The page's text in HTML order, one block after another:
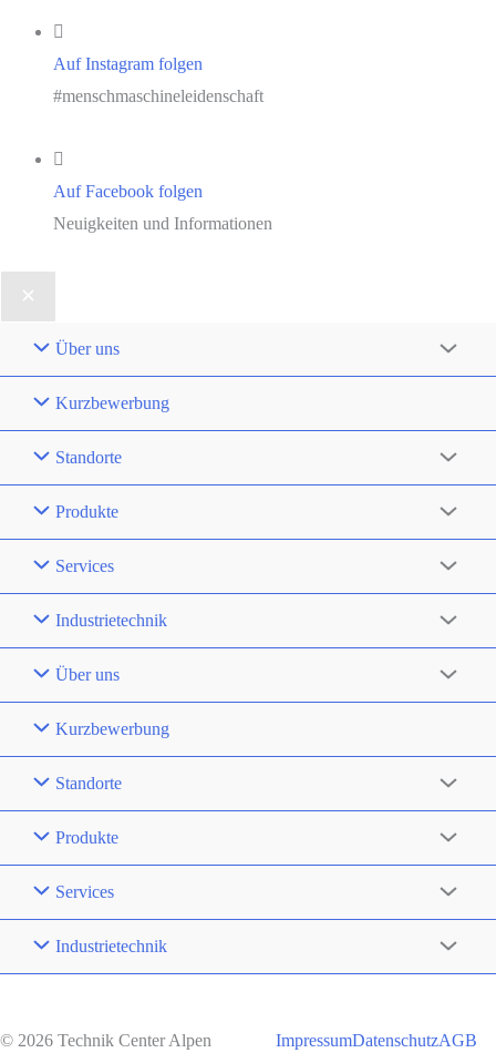
Auf Instagram folgen
#menschmaschineleidenschaft
Auf Facebook folgen
Neuigkeiten und Informationen
Über uns
Kurzbewerbung
Standorte
Produkte
Services
Industrietechnik
Über uns
Kurzbewerbung
Standorte
Produkte
Services
Industrietechnik
© 2026 Technik Center Alpen ImpressumDatenschutzAGB